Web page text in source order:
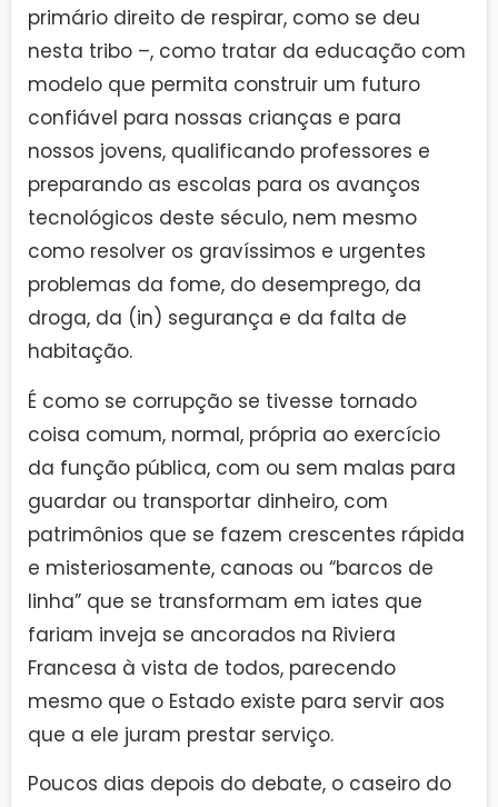
primário direito de respirar, como se deu
nesta tribo –, como tratar da educação com
modelo que permita construir um futuro
confiável para nossas crianças e para
nossos jovens, qualificando professores e
preparando as escolas para os avanços
tecnológicos deste século, nem mesmo
como resolver os gravíssimos e urgentes
problemas da fome, do desemprego, da
droga, da (in) segurança e da falta de
habitação.
É como se corrupção se tivesse tornado
coisa comum, normal, própria ao exercício
da função pública, com ou sem malas para
guardar ou transportar dinheiro, com
patrimônios que se fazem crescentes rápida
e misteriosamente, canoas ou “barcos de
linha” que se transformam em iates que
fariam inveja se ancorados na Riviera
Francesa à vista de todos, parecendo
mesmo que o Estado existe para servir aos
que a ele juram prestar serviço.
Poucos dias depois do debate, o caseiro do